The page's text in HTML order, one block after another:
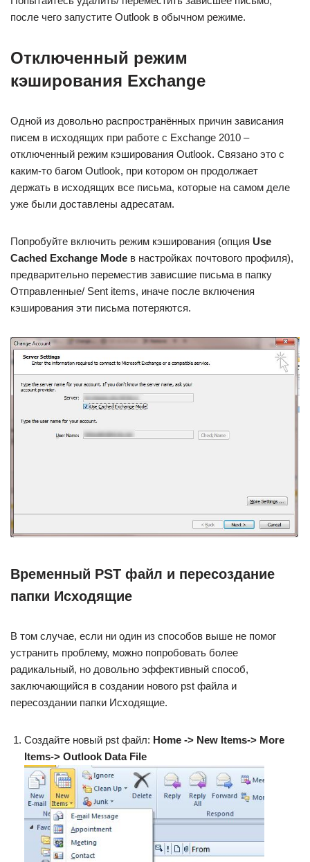
после чего запустите Outlook в обычном режиме.
Отключенный режим
кэширования Exchange
Одной из довольно распространённых причин зависания
писем в исходящих при работе с Exchange 2010 –
отключенный режим кэширования Outlook. Связано это с
каким-то багом Outlook, при котором он продолжает
держать в исходящих все письма, которые на самом деле
уже были доставлены адресатам.
Попробуйте включить режим кэширования (опция Use
Cached Exchange Mode в настройках почтового профиля),
предварительно переместив зависшие письма в папку
Отправленные/ Sent items, иначе после включения
кэширования эти письма потеряются.
Временный PST файл и пересоздание
папки Исходящие
В том случае, если ни один из способов выше не помог
устранить проблему, можно попробовать более
радикальный, но довольно эффективный способ,
заключающийся в создании нового pst файла и
пересоздании папки Исходящие.
Создайте новый pst файл: Home -> New Items-> More
Items-> Outlook Data File